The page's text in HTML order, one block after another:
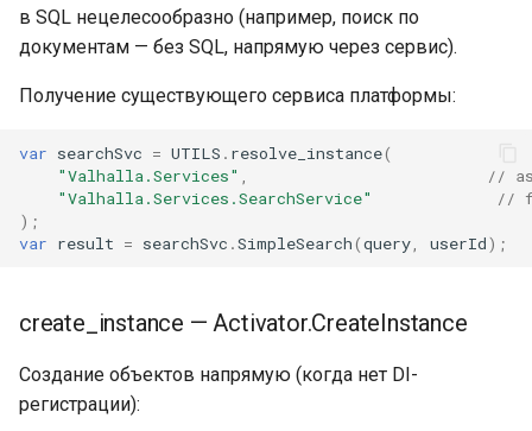
в SQL нецелесообразно (например, поиск по
документам — без SQL, напрямую через сервис).
Получение существующего сервиса платформы:
var searchSvc = UTILS . resolve_instance(
"Valhalla.Services"
//
"Valhalla.Services.SearchService"
//
);
var result = searchSvc .SimpleSearch(query userId);
create_instance — Activator.CreateInstance
Создание объектов напрямую (когда нет DI-
регистрации):